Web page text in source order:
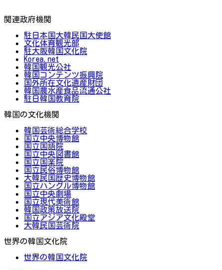
関連政府機関
駐日本国大韓民国大使館
文化体育観光部
駐大阪韓国文化院
Korea.net
韓国観光公社
韓国コンテンツ振興院
国外所在文化遺産財団
韓国農水産食品流通公社
駐日韓国教育院
韓国の文化機関
韓国芸術総合学校
国立中央博物館
国立国語院
国立中央図書館
国立国楽院
国立民俗博物館
大韓民国歴史博物館
国立ハングル博物館
国立中央劇場
国立現代美術館
韓国政策放送院
国立アジア文化殿堂
大韓民国芸術院
世界の韓国文化院
世界の韓国文化院